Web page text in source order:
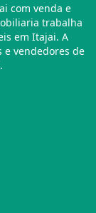
com venda e
trabalha
em Itajai. A
vendedores de